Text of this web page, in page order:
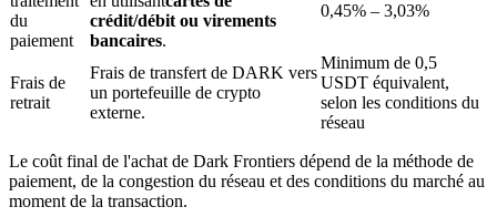
Service d'emprunt adossé à des cryptomonnaies
du
paiement
crédit/débit ou virements
bancaires.
0,45% – 3,03%
Frais de
retrait
Frais de transfert de DARK vers
un portefeuille de crypto
externe.
Minimum de 0,5
USDT équivalent,
selon les conditions du
réseau
Le coût final de l'achat de Dark Frontiers dépend de la méthode de
paiement, de la congestion du réseau et des conditions du marché au
moment de la transaction.